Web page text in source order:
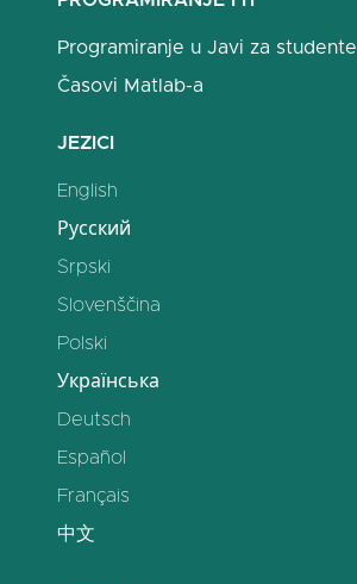
Programiranje u Javi za studente
Časovi Matlab-a
JEZICI
English
Русский
Srpski
Slovenščina
Polski
Українська
Deutsch
Español
Français
中文